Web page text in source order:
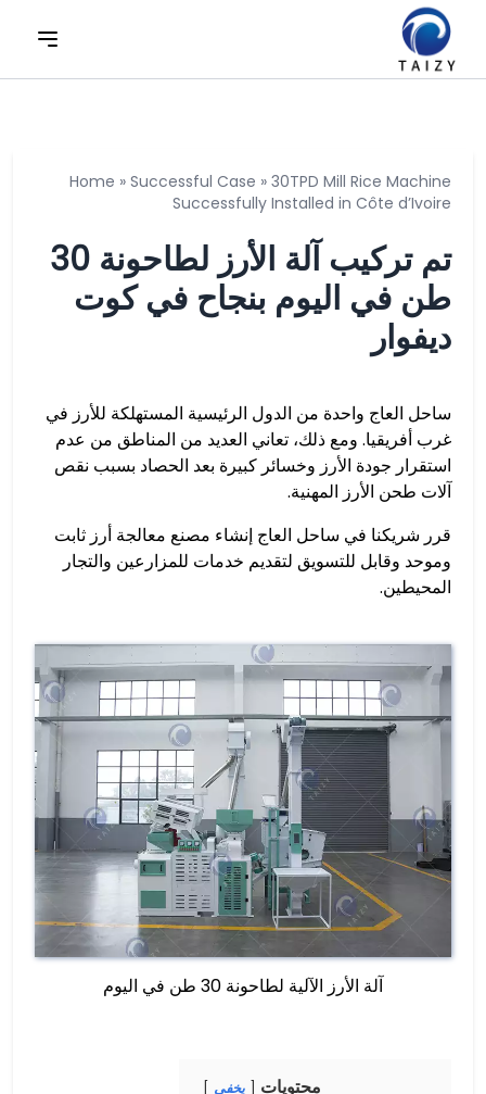
Home » Successful Case » 30TPD Mill Rice Machine
Successfully Installed in Côte d’Ivoire
تم تركيب آلة الأرز لطاحونة 30
طن في اليوم بنجاح في كوت
ديفوار
ساحل العاج واحدة من الدول الرئيسية المستهلكة للأرز في
غرب أفريقيا. ومع ذلك، تعاني العديد من المناطق من عدم
استقرار جودة الأرز وخسائر كبيرة بعد الحصاد بسبب نقص
آلات طحن الأرز المهنية.
قرر شريكنا في ساحل العاج إنشاء مصنع معالجة أرز ثابت
وموحد وقابل للتسويق لتقديم خدمات للمزارعين والتجار
المحيطين.
آلة الأرز الآلية لطاحونة 30 طن في اليوم
محتويات يخفي